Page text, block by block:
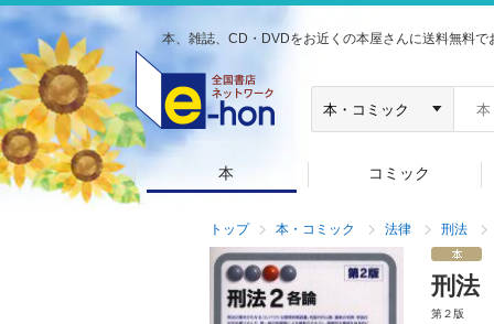
本、雑誌、CD・DVDをお近くの本屋さんに送料無料で
本 コミック
トップ 本・コミック 法律 刑法
刑法
第２版